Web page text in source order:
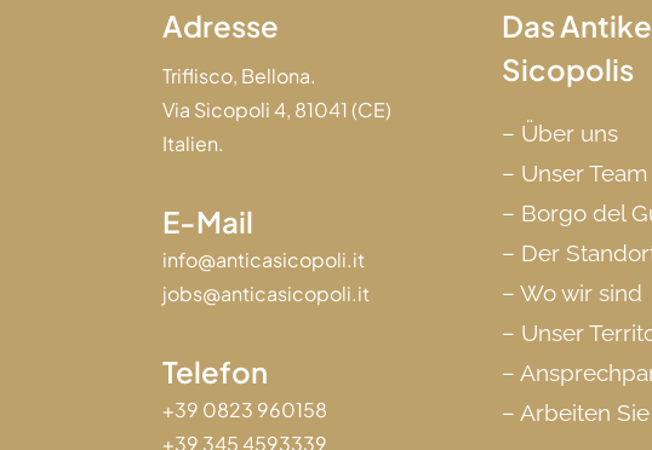
Adresse
Triflisco, Bellona.
Via Sicopoli 4, 81041 (CE)
Italien.
E-Mail
info@anticasicopoli.it
jobs@anticasicopoli.it
Telefon
+39 0823 960158
+39 345 4593339
Das Antike
Sicopolis
– Über uns
– Unser Team
– Borgo del
– Der
– Wo wir sind
– Unser
–
– Arbeiten